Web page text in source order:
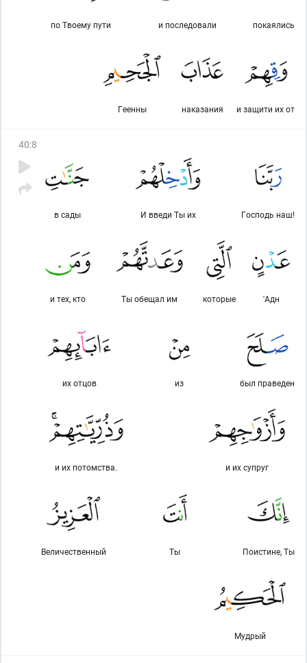
покаялись
и последовали
по Твоему пути
и защити их от
наказания
Геенны
40:8
Господь наш!
И введи Ты их
в сады
'Адн
которые
Ты обещал им
и тех, кто
был праведен
из
их отцов
и их супруг
и их потомства.
Поистине, Ты
Ты
Величественный
Мудрый